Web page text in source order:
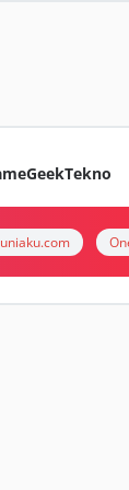
GeekTekno